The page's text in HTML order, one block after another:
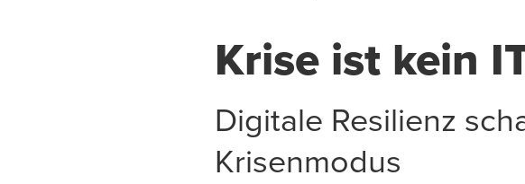
Krise ist kein
Digitale Resilienz
Krisenmodus